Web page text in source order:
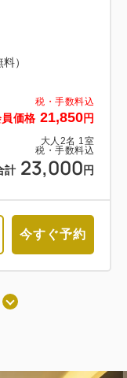
税・手数料込
価格 21,850円
大人 2名 1室
税・手数料込
計 23,000 円
）
今すぐ予約